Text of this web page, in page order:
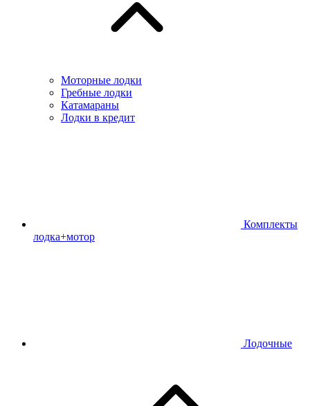
Моторные лодки
Гребные лодки
Катамараны
Лодки в кредит
Комплекты
лодка+мотор
Лодочные